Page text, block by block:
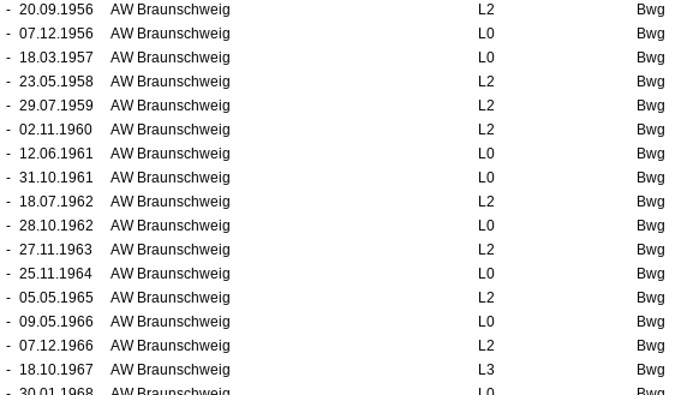
- 20.09.1956 AW Braunschweig L2 Bwg
- 07.12.1956 AW Braunschweig L0 Bwg
- 18.03.1957 AW Braunschweig L0 Bwg
- 23.05.1958 AW Braunschweig L2 Bwg
- 29.07.1959 AW Braunschweig L2 Bwg
- 02.11.1960 AW Braunschweig L2 Bwg
- 12.06.1961 AW Braunschweig L0 Bwg
- 31.10.1961 AW Braunschweig L0 Bwg
- 18.07.1962 AW Braunschweig L2 Bwg
- 28.10.1962 AW Braunschweig L0 Bwg
- 27.11.1963 AW Braunschweig L2 Bwg
- 25.11.1964 AW Braunschweig L0 Bwg
- 05.05.1965 AW Braunschweig L2 Bwg
- 09.05.1966 AW Braunschweig L0 Bwg
- 07.12.1966 AW Braunschweig L2 Bwg
- 18.10.1967 AW Braunschweig L3 Bwg